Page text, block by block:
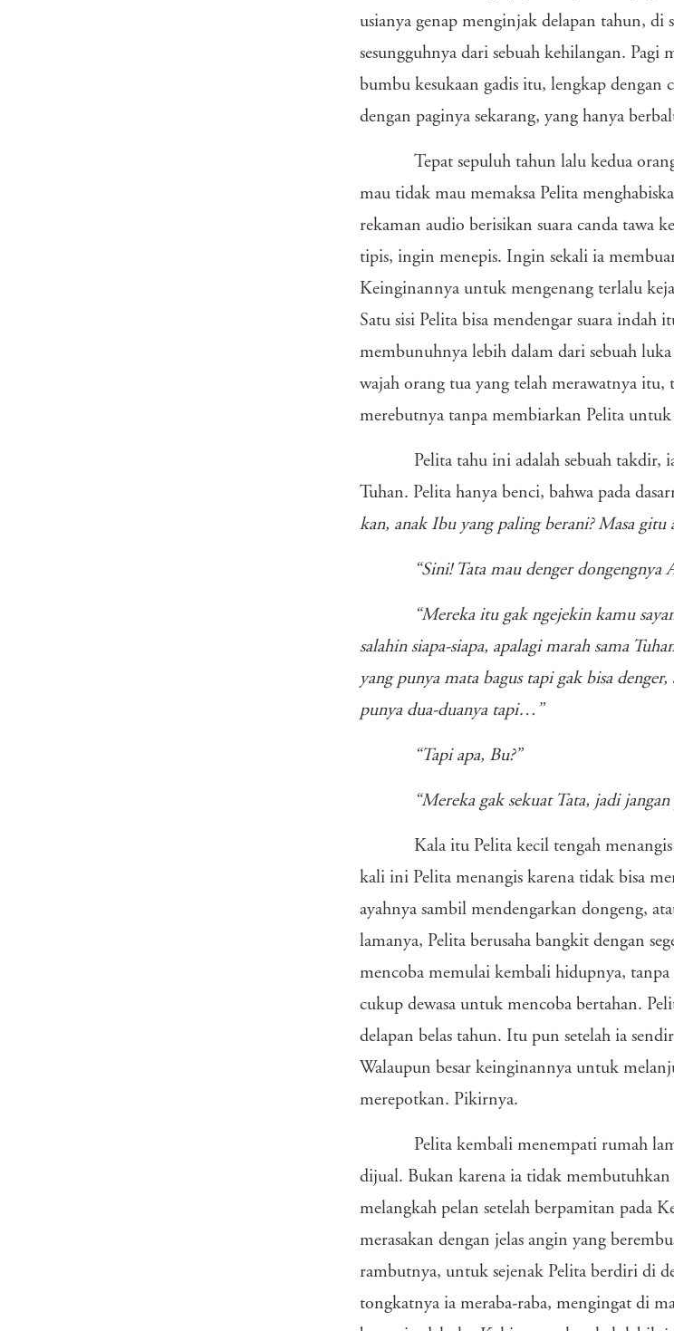
usianya genap menginjak delapan tahun, di
sesungguhnya dari sebuah kehilangan.
bumbu kesukaan gadis itu, lengkap dengan
dengan paginya sekarang, yang hanya
Tepat sepuluh tahun lalu kedua
mau tidak mau memaksa Pelita
rekaman audio berisikan suara canda tawa
tipis, ingin menepis. Ingin sekali ia
Keinginannya untuk mengenang terlalu
Satu sisi Pelita bisa mendengar suara
membunuhnya lebih dalam dari sebuah
wajah orang tua yang telah merawatnya itu,
merebutnya tanpa membiarkan Pelita
Pelita tahu ini adalah sebuah takdir,
Tuhan. Pelita hanya benci, bahwa pada
kan, anak Ibu yang paling berani? Masa gitu
“Sini! Tata mau denger dongengnya
“Mereka itu gak ngejekin kamu
salahin siapa-siapa, apalagi marah sama
yang punya mata bagus tapi gak bisa
punya dua-duanya tapi…”
“Tapi apa, Bu?”
“Mereka gak sekuat Tata, jadi
Kala itu Pelita kecil tengah
kali ini Pelita menangis karena tidak bisa
ayahnya sambil mendengarkan dongeng,
lamanya, Pelita berusaha bangkit dengan
mencoba memulai kembali hidupnya, tanpa
cukup dewasa untuk mencoba bertahan.
delapan belas tahun. Itu pun setelah ia
Walaupun besar keinginannya untuk
merepotkan. Pikirnya.
Pelita kembali menempati rumah
dijual. Bukan karena ia tidak
melangkah pelan setelah berpamitan pada
merasakan dengan jelas angin yang
rambutnya, untuk sejenak Pelita berdiri di
tongkatnya ia meraba-raba, mengingat di